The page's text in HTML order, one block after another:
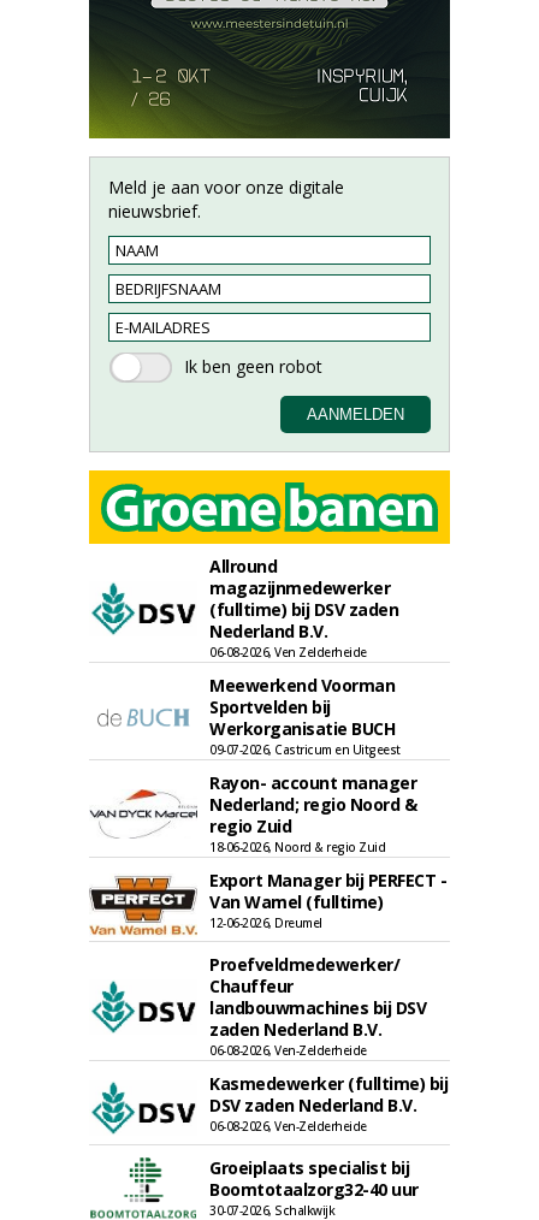
Meld je aan voor onze digitale
nieuwsbrief.
Allround
magazijnmedewerker
(fulltime) bij DSV zaden
Nederland B.V.
06-08-2026, Ven Zelderheide
Meewerkend Voorman
Sportvelden bij
Werkorganisatie BUCH
09-07-2026, Castricum en Uitgeest
Rayon- account manager
Nederland; regio Noord &
regio Zuid
18-06-2026, Noord & regio Zuid
Export Manager bij PERFECT -
Van Wamel (fulltime)
12-06-2026, Dreumel
Proefveldmedewerker/
Chauffeur
landbouwmachines bij DSV
zaden Nederland B.V.
06-08-2026, Ven-Zelderheide
Kasmedewerker (fulltime) bij
DSV zaden Nederland B.V.
06-08-2026, Ven-Zelderheide
Groeiplaats specialist bij
Boomtotaalzorg32-40 uur
30-07-2026, Schalkwijk